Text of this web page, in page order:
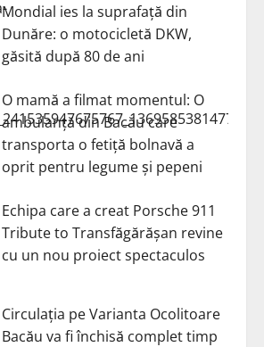
Mondial ies la suprafață din
Dunăre: o motocicletă DKW,
găsită după 80 de ani
O mamă a filmat momentul: O
ambulanță din Bacău care
transporta o fetiță bolnavă a
oprit pentru legume și pepeni
Echipa care a creat Porsche 911
Tribute to Transfăgărășan revine
cu un nou proiect spectaculos
Circulația pe Varianta Ocolitoare
Bacău va fi închisă complet timp